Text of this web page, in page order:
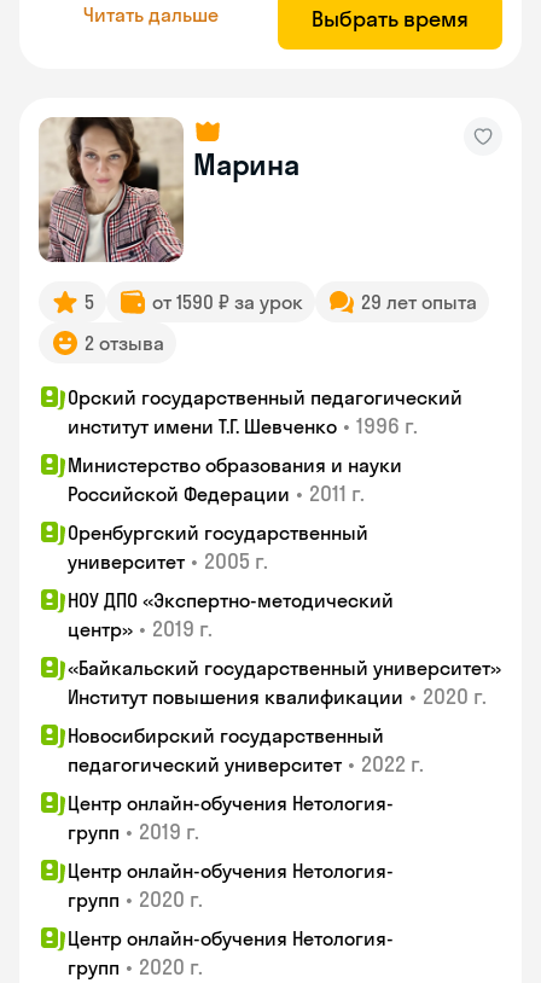
Читать дальше Выбрать время
Марина
5 от 1590 ₽ за урок
29 лет опыта
2 отзыва
Орский государственный педагогический
институт имени Т.Г. Шевченко • 1996 г.
Министерство образования и науки
Российской Федерации • 2011 г.
Оренбургский государственный
университет • 2005 г.
НОУ ДПО «Экспертно-методический
центр» • 2019 г.
«Байкальский государственный университет»
Институт повышения квалификации • 2020 г.
Новосибирский государственный
педагогический университет • 2022 г.
Центр онлайн-обучения Нетология-
групп • 2019 г.
Центр онлайн-обучения Нетология-
групп • 2020 г.
Центр онлайн-обучения Нетология-
групп • 2020 г.